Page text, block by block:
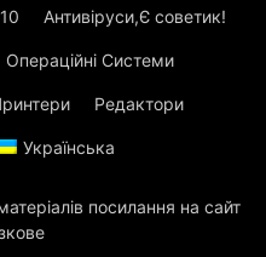
Антивіруси,Є советик!
Операційні Системи
Редактори
Українська
посилання на сайт